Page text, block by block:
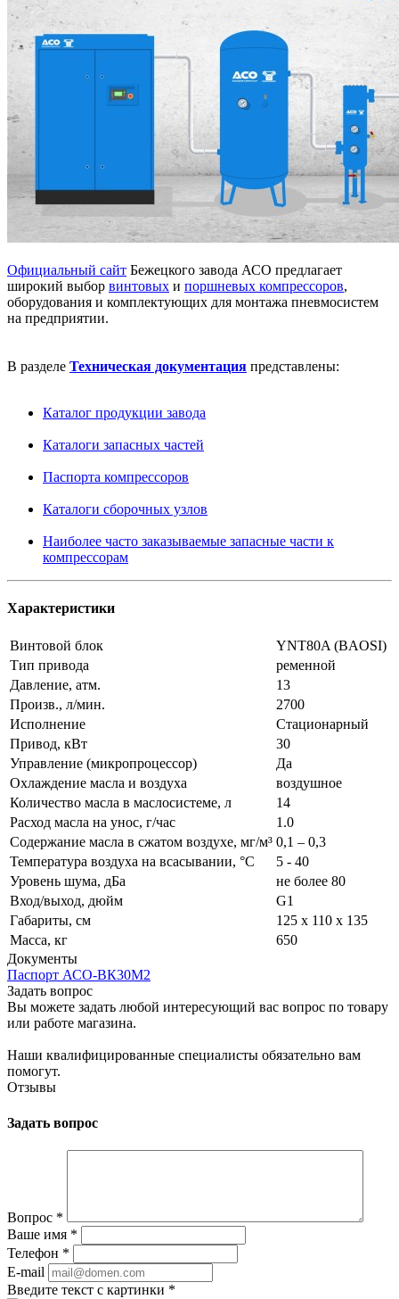
Официальный сайт Бежецкого завода АСО предлагает
широкий выбор винтовых и поршневых компрессоров,
оборудования и комплектующих для монтажа пневмосистем
на предприятии.
В разделе Техническая документация представлены:
Каталог продукции завода
Каталоги запасных частей
Паспорта компрессоров
Каталоги сборочных узлов
Наиболее часто заказываемые запасные части к
компрессорам
Характеристики
Винтовой блок
YNT80A (BAOSI)
Тип привода
ременной
Давление, атм.
13
Произв., л/мин.
2700
Исполнение
Стационарный
Привод, кВт
30
Управление (микропроцессор)
Да
Охлаждение масла и воздуха
воздушное
Количество масла в маслосистеме, л
14
Расход масла на унос, г/час
1.0
Содержание масла в сжатом воздухе, мг/м³ 0,1 – 0,3
Температура воздуха на всасывании, °С
5 - 40
Уровень шума, дБа
не более 80
Вход/выход, дюйм
G1
Габариты, см
125 х 110 х 135
Масса, кг
650
Документы
Паспорт АСО-ВК30М2
Задать вопрос
Вы можете задать любой интересующий вас вопрос по товару
или работе магазина.
Наши квалифицированные специалисты обязательно вам
помогут.
Отзывы
Задать вопрос
Вопрос *
Ваше имя *
Телефон *
E-mail
Введите текст с картинки *